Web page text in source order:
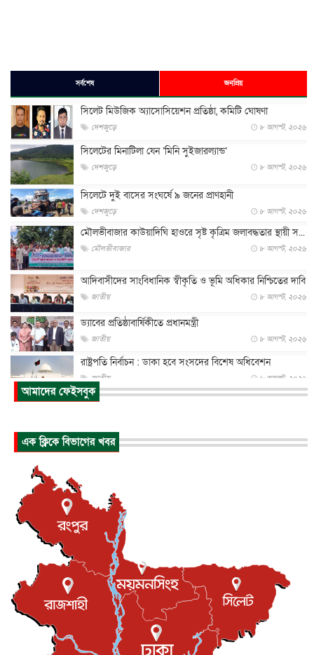
সর্বশেষ জনপ্রিয়
সিলেট মিউজিক অ্যাসোসিয়েশন প্রতিষ্ঠা, কমিটি ঘোষণা
দেশজুড়ে ৮ আগস্ট, ২০২৬
সিলেটের মিনাটিলা যেন ‘মিনি সুইজারল্যান্ড’
দেশজুড়ে ৮ আগস্ট, ২০২৬
সিলেটে দুই বাসের সংঘর্ষে ৯ জনের প্রাণহানী
দেশজুড়ে ৮ আগস্ট, ২০২৬
মৌলভীবাজার কাউয়াদিঘি হাওরে সৃষ্ট কৃত্রিম জলাবদ্ধতার স্থায়ী স...
মৌলভীবাজার ৮ আগস্ট, ২০২৬
আদিবাসীদের সাংবিধানিক স্বীকৃতি ও ভূমি অধিকার নিশ্চিতের দাবি
জাতীয় ৮ আগস্ট, ২০২৬
ড্যাবের প্রতিষ্ঠাবার্ষিকীতে প্রধানমন্ত্রী
জাতীয় ৮ আগস্ট, ২০২৬
রাষ্ট্রপতি নির্বাচন : ডাকা হবে সংসদের বিশেষ অধিবেশন
জাতীয় ৮ আগস্ট, ২০২৬
প্রধানমন্ত্রীর সঙ্গে সাক্ষাতে খুদে শিল্পী অনুশ্রী রায়ের স্বপ...
পাকিস্তান-তুরস্কের সঙ্গে প্রতিরক্ষা চুক্তি সৌদি আরবকে কতটা ন...
যুক্তরাজ্যে গ্রুমিং কেলেঙ্কারি : পাকিস্তানির অপরাধে অস্বস্তি...
আন্তর্জাতিক
বিরোধ কাটিয়ে কূটনৈতিক সম্পর্ক পুনঃস্থাপন করছে মেক্সিকো ও
আন্তর্জাতিক
এবার ওটিটিতে মুক্তি পেল ‘মালিক’
বিনোদন ৮ আগস্ট, ২০২৬
রিয়ালকে ‘না’ বলা রদ্রির জন্য বার্সার কাছে কত চাইল ম্যানসিটি
খেলাধুলা
আমাদের ফেইসবুক
এক ক্লিকে বিভাগের খবর